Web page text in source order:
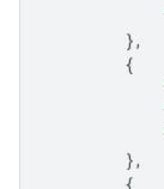
},
{
},
{